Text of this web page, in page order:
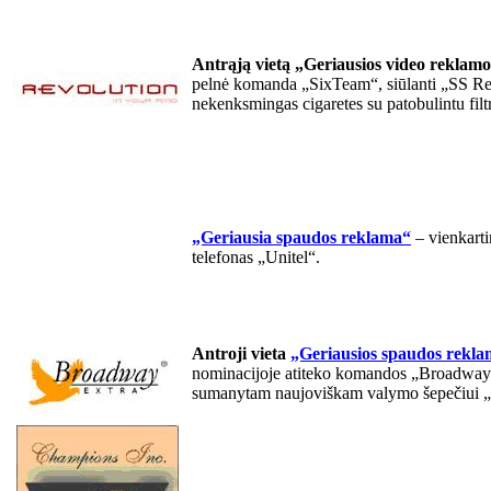
Antrąją vietą „Geriausios video
pelnė komanda „SixTeam“, siūlanti „SS
nekenksmingas cigaretes su patobulintu
„Geriausia spaudos reklama“ –
telefonas „Unitel“.
Antroji vieta „Geriausios spaudos
nominacijoje atiteko komandos
sumanytam naujoviškam valymo šepečiui